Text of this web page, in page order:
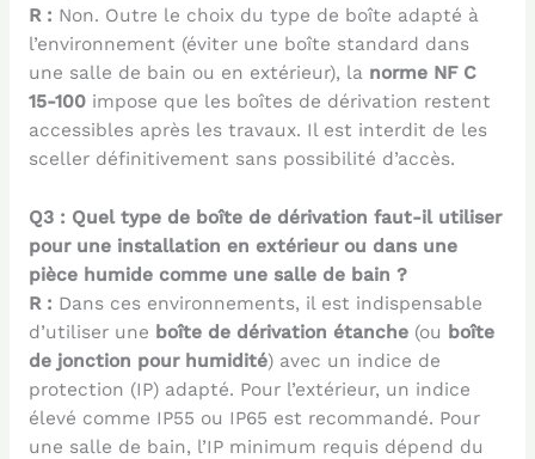
R : Non. Outre le choix du type de boîte adapté à
l’environnement (éviter une boîte standard dans
une salle de bain ou en extérieur), la norme NF C
15-100impose que les boîtes de dérivation restent
accessibles après les travaux. Il est interdit de les
sceller définitivement sans possibilité d’accès.
Q3 : Quel type de boîte de dérivation faut-il utiliser
pour une installation en extérieur ou dans une
pièce humide comme une salle de bain ?
R : Dans ces environnements, il est indispensable
d’utiliser une boîte de dérivation étanche(ou boîte
de jonction pour humidité) avec un indice de
protection (IP) adapté. Pour l’extérieur, un indice
élevé comme IP55 ou IP65 est recommandé. Pour
une salle de bain, l’IP minimum requis dépend du